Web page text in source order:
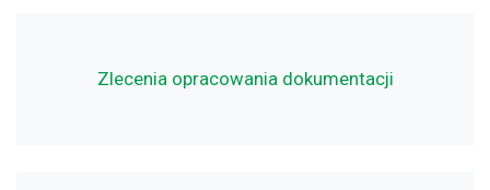
Zlecenia opracowania dokumentacji